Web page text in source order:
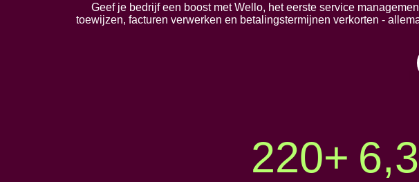
Geef je bedrijf een boost met Wello, het eerste service
toewijzen, facturen verwerken en betalingstermijnen verkorten -
220+